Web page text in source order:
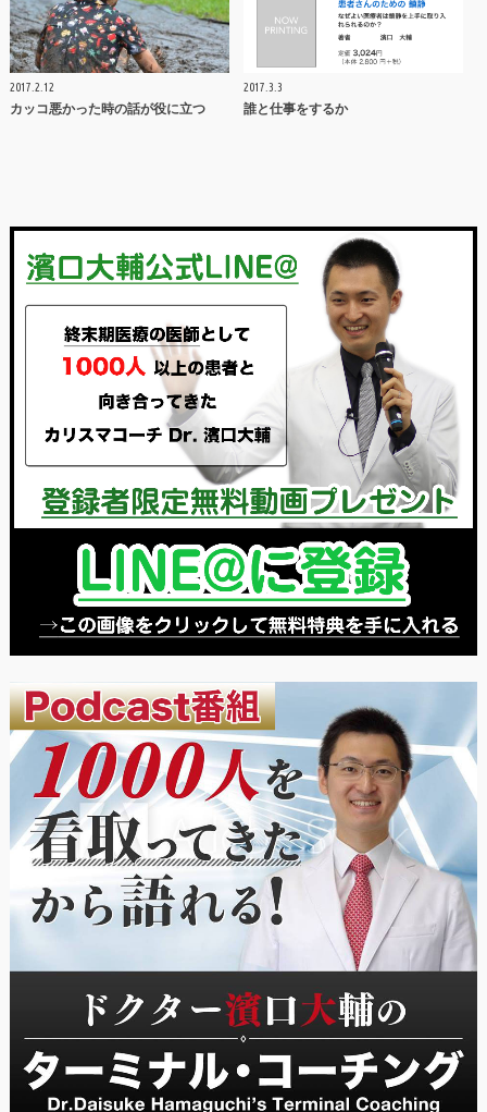
2017.2.12
カッコ悪かった時の話が役に立つ
2017.3.3
誰と仕事をするか